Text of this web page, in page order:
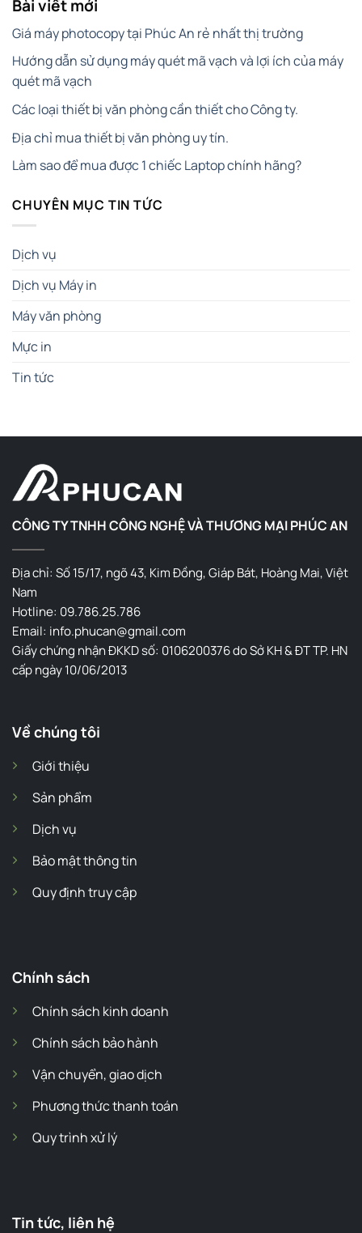
Bài viết mới
Giá máy photocopy tại Phúc An rẻ nhất thị trường
Hướng dẫn sử dụng máy quét mã vạch và lợi ích của máy
quét mã vạch
Các loại thiết bị văn phòng cần thiết cho Công ty.
Địa chỉ mua thiết bị văn phòng uy tín.
Làm sao để mua được 1 chiếc Laptop chính hãng?
CHUYÊN MỤC TIN TỨC
Dịch vụ
Dịch vụ Máy in
Máy văn phòng
Mực in
Tin tức
CÔNG TY TNHH CÔNG NGHỆ VÀ THƯƠNG MẠI PHÚC AN
Địa chỉ: Số 15/17, ngõ 43, Kim Đồng, Giáp Bát, Hoàng Mai, Việt
Nam
Hotline: 09.786.25.786
Email: info.phucan@gmail.com
Giấy chứng nhận ĐKKD số: 0106200376 do Sở KH & ĐT TP. HN
cấp ngày 10/06/2013
Về chúng tôi
Giới thiệu
Sản phẩm
Dịch vụ
Bảo mật thông tin
Quy định truy cập
Chính sách
Chính sách kinh doanh
Chính sách bảo hành
Vận chuyển, giao dịch
Phương thức thanh toán
Quy trình xử lý
Tin tức, liên hệ